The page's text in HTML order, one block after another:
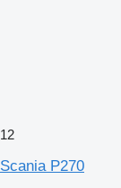
12
Scania P270